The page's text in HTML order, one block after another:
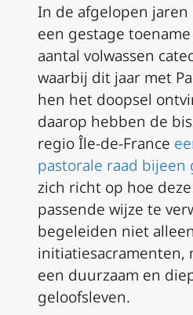
In de afgelopen
een gestage
aantal volwassen
waarbij dit jaar met
hen het doopsel
daarop hebben de
regio Île-de-France
pastorale raad bijeen
zich richt op hoe
passende wijze te
begeleiden niet
initiatiesacramenten,
een duurzaam en
geloofsleven.